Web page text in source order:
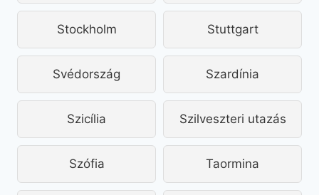
Stockholm Stuttgart
Svédország Szardínia
Szicília Szilveszteri utazás
Szófia Taormina